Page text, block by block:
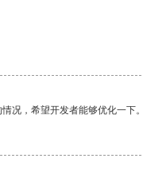
况，希望开发者能够优化一下。